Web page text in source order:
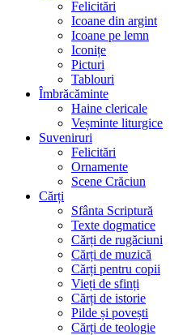
Felicitări
Icoane din argint
Icoane pe lemn
Iconițe
Picturi
Tablouri
Îmbrăcăminte
Haine clericale
Veșminte liturgice
Suveniruri
Felicitări
Ornamente
Scene Crăciun
Cărți
Sfânta Scriptură
Texte dogmatice
Cărți de rugăciuni
Cărți de muzică
Cărți pentru copii
Vieți de sfinți
Cărți de istorie
Pilde și povești
Cărți de teologie